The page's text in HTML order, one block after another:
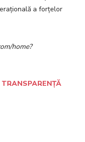
a forțelor
home?
TRANSPARENȚĂ